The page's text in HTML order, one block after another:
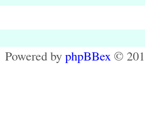
Powered byphpBBex ©